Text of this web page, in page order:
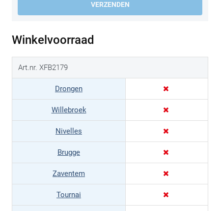
VERZENDEN
Winkelvoorraad
Art.nr. XFB2179
Drongen
Willebroek
Nivelles
Brugge
Zaventem
Tournai